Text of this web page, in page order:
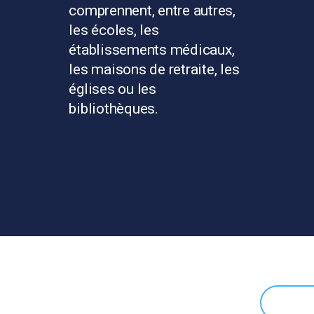
comprennent, entre autres,
les écoles, les
établissements médicaux,
les maisons de retraite, les
églises ou les
bibliothèques.